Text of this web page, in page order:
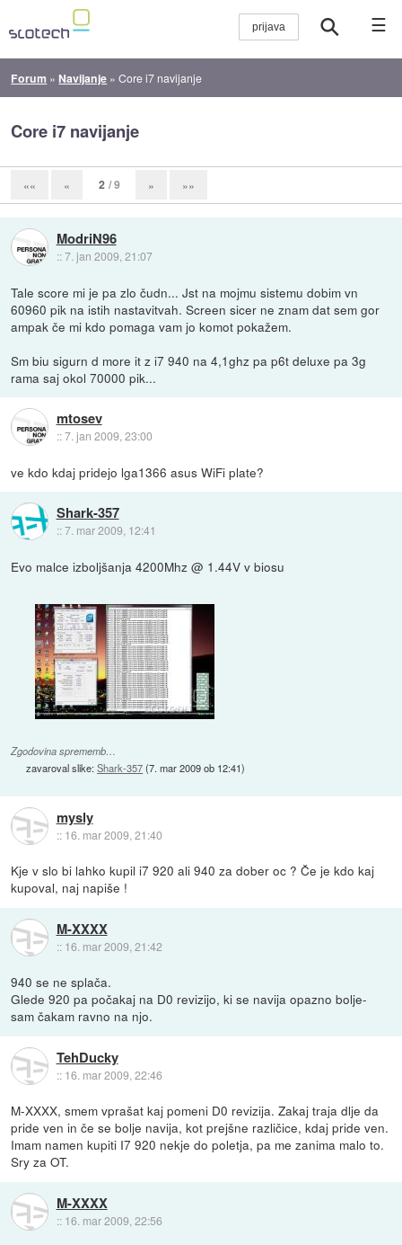
☰
Forum » Navijanje »Core i7 navijanje
Core i7 navijanje
«« « 2 / 9 » »»
ModriN96
::7. jan 2009, 21:07
Tale score mi je pa zlo čudn... Jst na mojmu sistemu dobim vn
60960 pik na istih nastavitvah. Screen sicer ne znam dat sem gor
ampak če mi kdo pomaga vam jo komot pokažem.
Sm biu sigurn d more it z i7 940 na 4,1ghz pa p6t deluxe pa 3g
rama saj okol 70000 pik...
mtosev
::7. jan 2009, 23:00
ve kdo kdaj pridejo lga1366 asus WiFi plate?
Shark-357
::7. mar 2009, 12:41
Evo malce izboljšanja 4200Mhz @ 1.44V v biosu
Zgodovina sprememb…
zavaroval slike:Shark-357(7. mar 2009 ob 12:41)
mysly
:: 16. mar 2009, 21:40
Kje v slo bi lahko kupil i7 920 ali 940 za dober oc ? Če je kdo kaj
kupoval, naj napiše !
M-XXXX
:: 16. mar 2009, 21:42
940 se ne splača.
Glede 920 pa počakaj na D0 revizijo, ki se navija opazno bolje-
sam čakam ravno na njo.
TehDucky
:: 16. mar 2009, 22:46
M-XXXX, smem vprašat kaj pomeni D0 revizija. Zakaj traja dlje da
pride ven in če se bolje navija, kot prejšne različice, kdaj pride ven.
Imam namen kupiti I7 920 nekje do poletja, pa me zanima malo to.
Sry za OT.
M-XXXX
:: 16. mar 2009, 22:56